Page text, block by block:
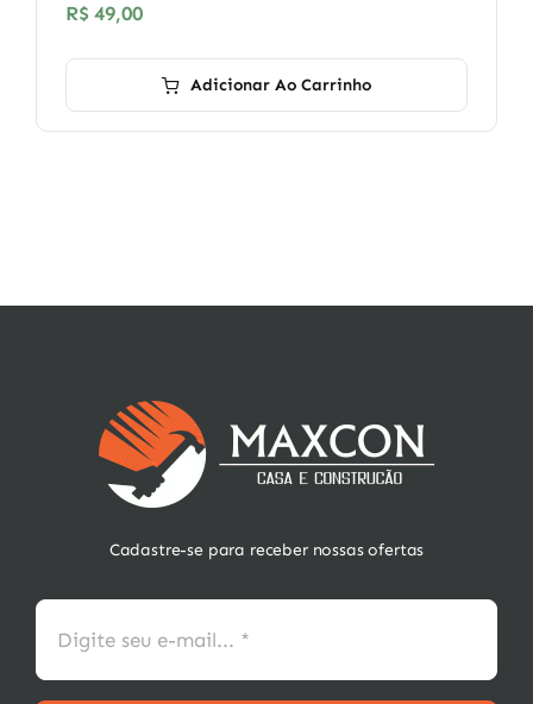
R$ 49,00
Adicionar Ao Carrinho
Cadastre-se para receber nossas ofertas